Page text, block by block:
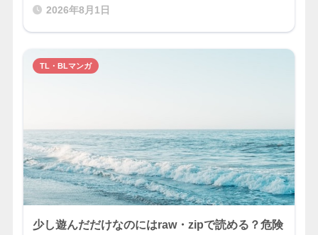
2026年8月1日
少し遊んだだけなのにはraw・zipで読める？危険
TL・BLマンガ